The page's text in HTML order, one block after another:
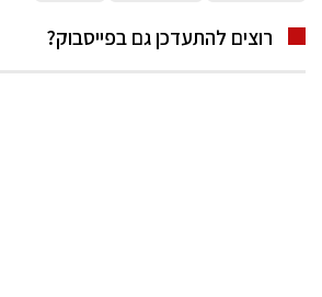
רוצים להתעדכן גם בפייסבוק?